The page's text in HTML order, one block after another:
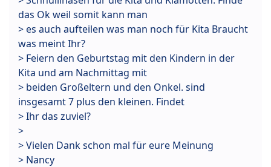
das Ok weil somit kann man
> es auch aufteilen was man noch für Kita Braucht
was meint Ihr?
> Feiern den Geburtstag mit den Kindern in der
Kita und am Nachmittag mit
> beiden Großeltern und den Onkel. sind
insgesamt 7 plus den kleinen. Findet
> Ihr das zuviel?
>
> Vielen Dank schon mal für eure Meinung
> Nancy